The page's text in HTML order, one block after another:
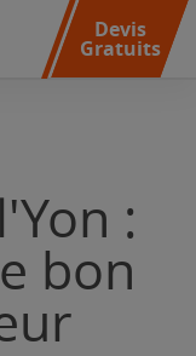
Devis
Gratuits
:
bon